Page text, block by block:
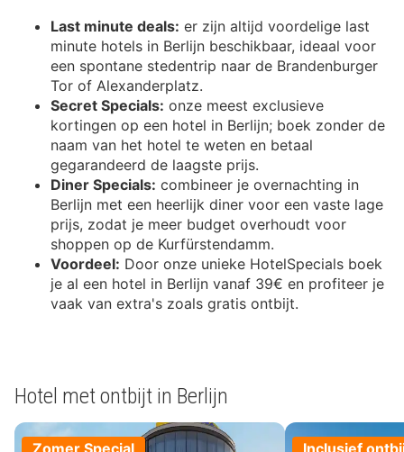
Last minute deals: er zijn altijd voordelige last
minute hotels in Berlijn beschikbaar, ideaal voor
een spontane stedentrip naar de Brandenburger
Tor of Alexanderplatz.
Secret Specials: onze meest exclusieve
kortingen op een hotel in Berlijn; boek zonder de
naam van het hotel te weten en betaal
gegarandeerd de laagste prijs.
Diner Specials: combineer je overnachting in
Berlijn met een heerlijk diner voor een vaste lage
prijs, zodat je meer budget overhoudt voor
shoppen op de Kurfürstendamm.
Voordeel: Door onze unieke HotelSpecials boek
je al een hotel in Berlijn vanaf 39€ en profiteer je
vaak van extra's zoals gratis ontbijt.
Hotel met ontbijt in Berlijn